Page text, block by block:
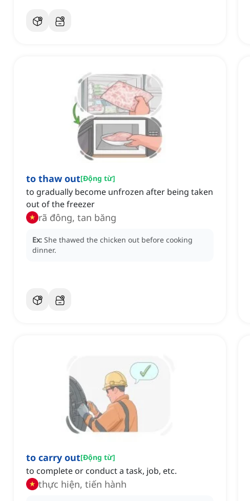
to thaw out[Động từ]
to gradually become unfrozen after being taken
out of the freezer
rã đông, tan băng
Ex: She thawed the chicken out before cooking
dinner.
to carry out[Động từ]
to complete or conduct a task, job, etc.
thực hiện, tiến hành